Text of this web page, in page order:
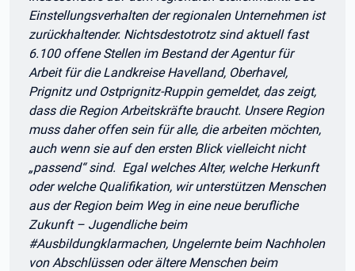
Einstellungsverhalten der regionalen Unternehmen ist
zurückhaltender. Nichtsdestotrotz sind aktuell fast
6.100 offene Stellen im Bestand der Agentur für
Arbeit für die Landkreise Havelland, Oberhavel,
Prignitz und Ostprignitz-Ruppin gemeldet, das zeigt,
dass die Region Arbeitskräfte braucht. Unsere Region
muss daher offen sein für alle, die arbeiten möchten,
auch wenn sie auf den ersten Blick vielleicht nicht
„passend“ sind. Egal welches Alter, welche Herkunft
oder welche Qualifikation, wir unterstützen Menschen
aus der Region beim Weg in eine neue berufliche
Zukunft – Jugendliche beim
#Ausbildungklarmachen, Ungelernte beim Nachholen
von Abschlüssen oder ältere Menschen beim